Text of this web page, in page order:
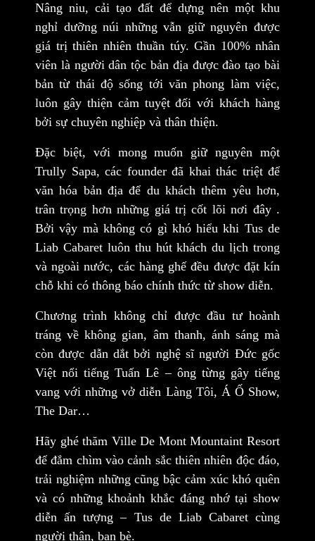
Nâng niu, cải tạo đất để dựng nên một khu
nghỉ dưỡng núi những vẫn giữ nguyên được
giá trị thiên nhiên thuần túy. Gần 100% nhân
viên là người dân tộc bản địa được đào tạo bài
bản từ thái độ sống tới văn phong làm việc,
luôn gây thiện cảm tuyệt đối với khách hàng
bởi sự chuyên nghiệp và thân thiện.
Đặc biệt, với mong muốn giữ nguyên một
Trully Sapa, các founder đã khai thác triệt để
văn hóa bản địa để du khách thêm yêu hơn,
trân trọng hơn những giá trị cốt lõi nơi đây .
Bởi vậy mà không có gì khó hiểu khi Tus de
Liab Cabaret luôn thu hút khách du lịch trong
và ngoài nước, các hàng ghế đều được đặt kín
chỗ khi có thông báo chính thức từ show diễn.
Chương trình không chỉ được đầu tư hoành
tráng về không gian, âm thanh, ánh sáng mà
còn được dẫn dắt bởi nghệ sĩ người Đức gốc
Việt nổi tiếng Tuấn Lê – ông từng gây tiếng
vang với những vở diễn Làng Tôi, Á Ố Show,
The Dar…
Hãy ghé thăm Ville De Mont Mountaint Resort
để đắm chìm vào cảnh sắc thiên nhiên độc đáo,
trải nghiệm những cũng bậc cảm xúc khó quên
và có những khoảnh khắc đáng nhớ tại show
diễn ấn tượng – Tus de Liab Cabaret cùng
người thân, bạn bè.